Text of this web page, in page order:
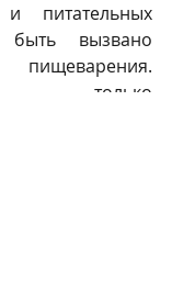
и питательных
вызвано
только